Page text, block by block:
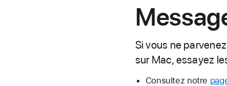
Si vous ne
sur Mac, essayez
Consultez notre